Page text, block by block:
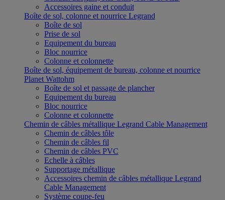
Accessoires gaine et conduit
Boîte de sol, colonne et nourrice Legrand
Boîte de sol
Prise de sol
Equipement du bureau
Bloc nourrice
Colonne et colonnette
Boîte de sol, équipement de bureau, colonne et nourrice
Planet Wattohm
Boîte de sol et passage de plancher
Equipement du bureau
Bloc nourrice
Colonne et colonnette
Chemin de câbles métallique Legrand Cable Management
Chemin de câbles tôle
Chemin de câbles fil
Chemin de câbles PVC
Echelle à câbles
Supportage métallique
Accessoires chemin de câbles métallique Legrand
Cable Management
Système coupe-feu